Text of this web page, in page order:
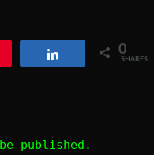
0
SHARES
published.